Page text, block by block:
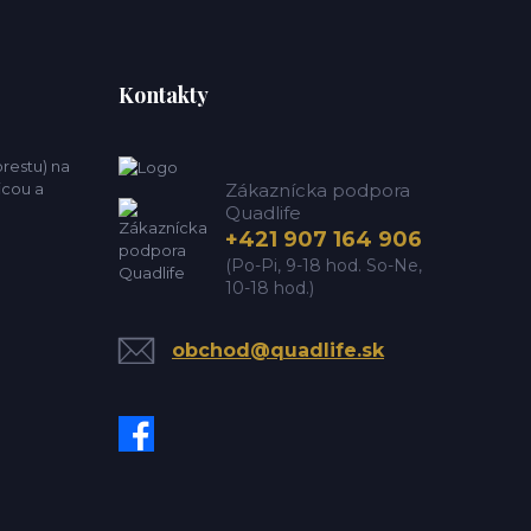
na
a
Kontakty
Zákaznícka podpora
Quadlife
+421 907 164 906
(Po-Pi, 9-18 hod. So-Ne,
10-18 hod.)
obchod@quadlife.sk